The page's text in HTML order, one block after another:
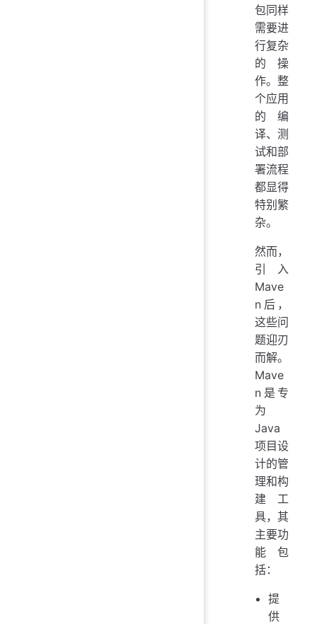
包同样
需要进
行复杂
的操
作。整
个应用
的编
译、测
试和部
署流程
都显得
特别繁
杂。
然而，
引入
Mave
n后，
这些问
题迎刃
而解。
Mave
n是专
为
Java
项目设
计的管
理和构
建工
具，其
主要功
能包
括：
提
供